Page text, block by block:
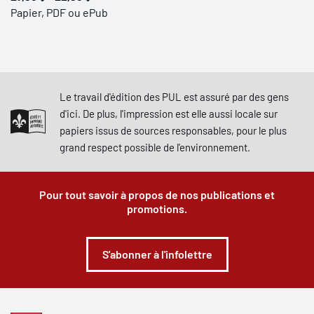
Papier, PDF ou ePub
Le travail d'édition des PUL est assuré par des gens
d'ici. De plus, l'impression est elle aussi locale sur
papiers issus de sources responsables, pour le plus
grand respect possible de l'environnement.
Pour tout savoir à propos de nos publications et
promotions.
S'abonner à l'infolettre